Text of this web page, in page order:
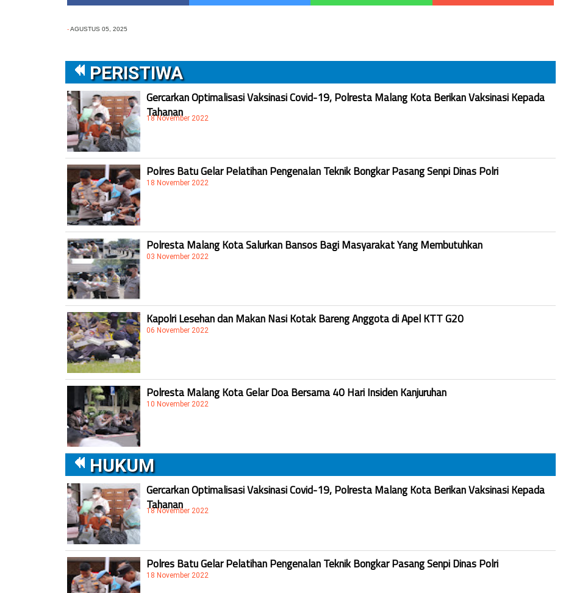
-AGUSTUS 05, 2025
PERISTIWA
Gercarkan Optimalisasi Vaksinasi Covid-19, Polresta Malang Kota Berikan Vaksinasi Kepada
Tahanan
18 November 2022
Polres Batu Gelar Pelatihan Pengenalan Teknik Bongkar Pasang Senpi Dinas Polri
18 November 2022
Polresta Malang Kota Salurkan Bansos Bagi Masyarakat Yang Membutuhkan
03 November 2022
Kapolri Lesehan dan Makan Nasi Kotak Bareng Anggota di Apel KTT G20
06 November 2022
Polresta Malang Kota Gelar Doa Bersama 40 Hari Insiden Kanjuruhan
10 November 2022
HUKUM
Gercarkan Optimalisasi Vaksinasi Covid-19, Polresta Malang Kota Berikan Vaksinasi Kepada
Tahanan
18 November 2022
Polres Batu Gelar Pelatihan Pengenalan Teknik Bongkar Pasang Senpi Dinas Polri
18 November 2022